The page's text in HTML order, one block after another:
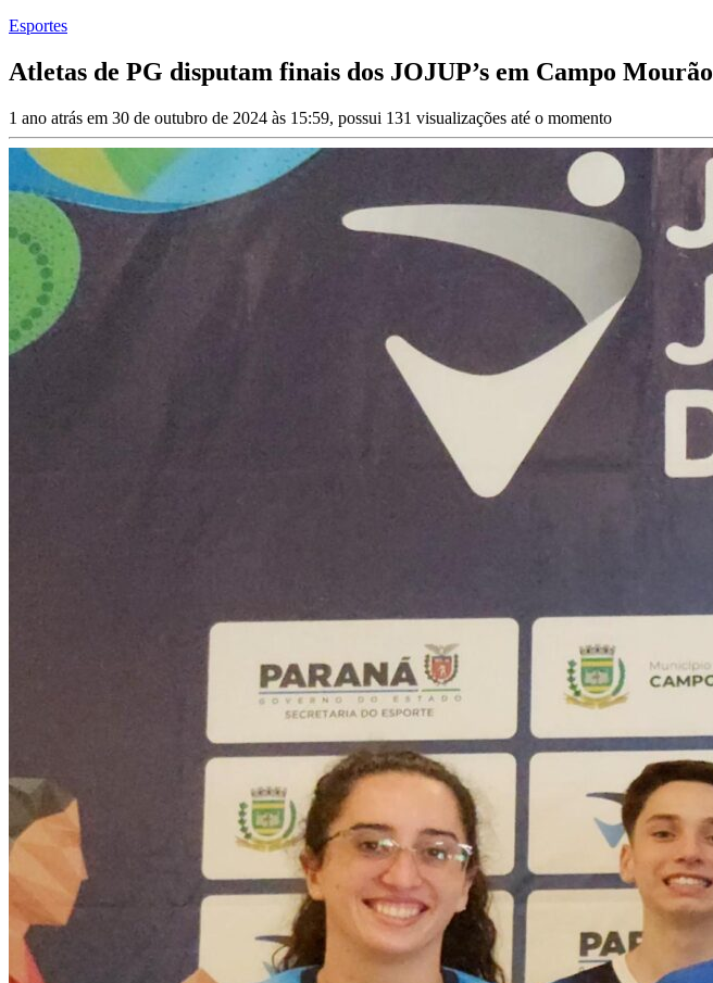
Esportes
Atletas de PG disputam finais dos JOJUP’s em Campo Mourão
1 ano atrás em 30 de outubro de 2024 às 15:59, possui 131 visualizações até o momento